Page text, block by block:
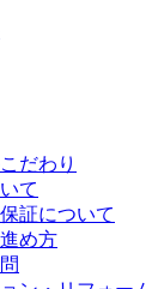
だわり
て
証について
め方